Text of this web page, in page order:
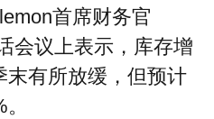
首席财务官
会议上表示，库存增
末有所放缓，但预计